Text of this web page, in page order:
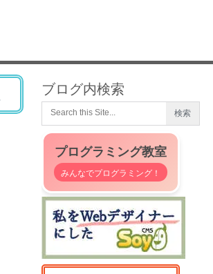
ブログ内検索
プログラミング教室
みんなでプログラミング！